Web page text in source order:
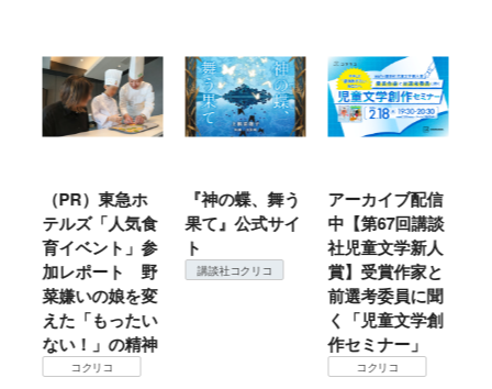
（PR）東急ホ
テルズ「人気食
育イベント」参
加レポート 野
菜嫌いの娘を変
えた「もったい
ない！」の精神
コクリコ
『神の蝶、舞う
果て』公式サイ
ト
講談社コクリコ
アーカイブ配信
中【第67回講談
社児童文学新人
賞】受賞作家と
前選考委員に聞
く「児童文学創
作セミナー」
コクリコ